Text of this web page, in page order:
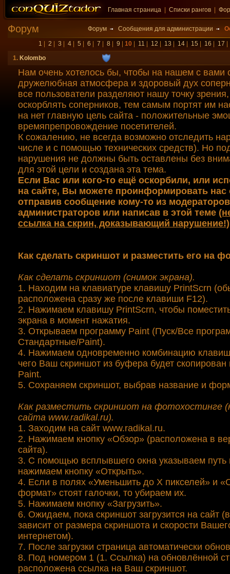
Главная страница Списки рангов
Форум Форум Сообщения для администрации
1 |2 |3 |4 |5 |6 |7 |8 |9 |10 11 12 13 |14 15 16 17
1. Kolombo
Нам очень хотелось бы, чтобы на нашем с вами
дружелюбная атмосфера и здоровый дух
все пользователи разделяют нашу точку
оскорблять соперников, тем самым портят им
на нет главную цель сайта - положительные
времяпрепровождение посетителей.
К сожалению, не всегда возможно отследить
числе и с помощью технических средств). Но
нарушения не должны быть оставлены без
для этой цели и создана эта тема.
Если Вас или кого-то ещё оскорбили, или
на сайте, Вы можете проинформировать нас
отправив сообщение кому-то из
администраторов или написав в этой теме
ссылка на скрин, доказывающий нарушение!)
Как сделать скриншот и разместить его на
Как сделать скриншот (снимок экрана).
1. Находим на клавиатуре клавишу PrintScrn
расположена сразу же после клавиши F12).
2. Нажимаем клавишу PrintScrn, чтобы
экрана в момент нажатия.
3. Открываем программу Paint (Пуск/Все
Стандартные/Paint).
4. Нажимаем одновременно комбинацию
чего Ваш скриншот из буфера будет скопирован
Paint.
5. Сохраняем скриншот, выбрав название и
Как разместить скриншот на фотохостинге
сайта www.radikal.ru).
1. Заходим на сайт www.radikal.ru.
2. Нажимаем кнопку «Обзор» (расположена в
сайта).
3. С помощью всплывшего окна указываем путь
нажимаем кнопку «Открыть».
4. Если в полях «Уменьшить до Х пикселей» и
формат» стоят галочки, то убираем их.
5. Нажимаем кнопку «Загрузить».
6. Ожидаем, пока скриншот загрузится на сайт
зависит от размера скриншота и скорости
интернетом).
7. После загрузки страница автоматически
8. Под номером 1 (1. Ссылка) на обновлённой
расположена ссылка на Ваш скриншот.